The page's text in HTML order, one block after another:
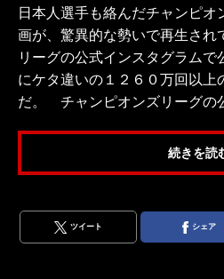
日本人選手も絡んだチャンピオ
画が、驚異的な勢いで再生され
リーグの公式インスタグラムで
にケタ違いの１２６０万回以上
だ。 チャンピオンズリーグの
続きを読
ツイート シェア